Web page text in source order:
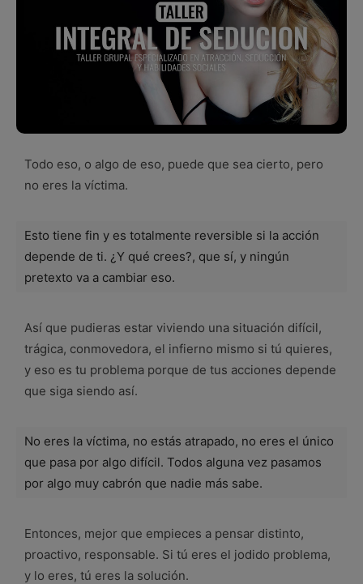
Todo eso, o algo de eso, puede que sea cierto, pero
no eres la víctima.
Esto tiene fin y es totalmente reversible si la acción
depende de ti. ¿Y qué crees?, que sí, y ningún
pretexto va a cambiar eso.
Así que pudieras estar viviendo una situación difícil,
trágica, conmovedora, el infierno mismo si tú quieres,
y eso es tu problema porque de tus acciones depende
que siga siendo así.
No eres la víctima, no estás atrapado, no eres el único
que pasa por algo difícil. Todos alguna vez pasamos
por algo muy cabrón que nadie más sabe.
Entonces, mejor que empieces a pensar distinto,
proactivo, responsable. Si tú eres el jodido problema,
y lo eres, tú eres la solución.